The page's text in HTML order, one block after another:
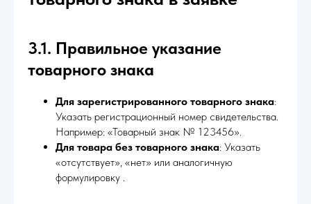
3.1. Правильное указание
товарного знака
Для зарегистрированного товарного знака:
Указать регистрационный номер свидетельства.
Например: «Товарный знак № 123456».
Для товара без товарного знака: Указать
«отсутствует», «нет» или аналогичную
формулировку .